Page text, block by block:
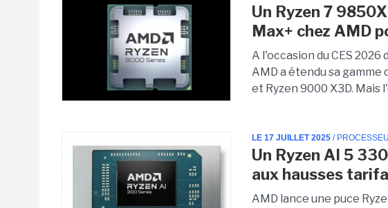
Un Ryzen 7
Max+ chez AMD
A l'occasion du CES 2026
AMD a étendu sa gamme
et Ryzen 9000 X3D.
LE 17 JUILLET 2025 /
Un Ryzen AI 5
aux hausses
AMD lance une puce